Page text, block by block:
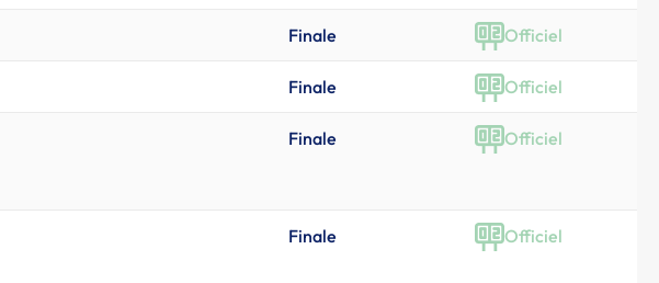
Finale Officiel
Finale Officiel
Finale Officiel
Finale Officiel